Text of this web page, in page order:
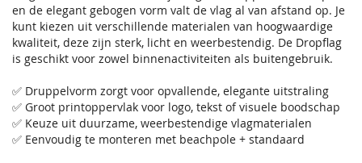
en de elegant gebogen vorm valt de vlag al van afstand op. Je
kunt kiezen uit verschillende materialen van hoogwaardige
kwaliteit, deze zijn sterk, licht en weerbestendig. De Dropflag
is geschikt voor zowel binnenactiviteiten als buitengebruik.
✅ Druppelvorm zorgt voor opvallende, elegante uitstraling
✅ Groot printoppervlak voor logo, tekst of visuele boodschap
✅ Keuze uit duurzame, weerbestendige vlagmaterialen
✅ Eenvoudig te monteren met beachpole + standaard